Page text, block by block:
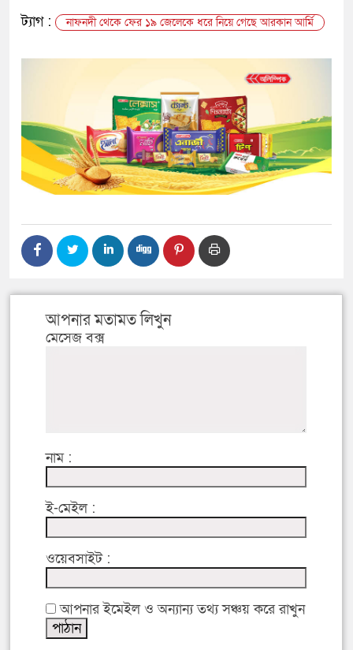
ট্যাগ :
নাফনদী থেকে ফের ১৯ জেলেকে ধরে নিয়ে গেছে আরকান আর্মি
আপনার মতামত লিখুন
মেসেজ বক্স
নাম :
ই-মেইল :
ওয়েবসাইট :
আপনার ইমেইল ও অন্যান্য তথ্য সঞ্চয় করে রাখুন